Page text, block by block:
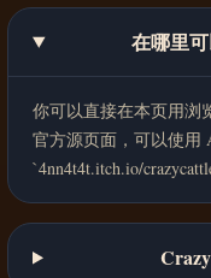
在哪里
你可以直接在本页用浏
官方源页面，可以使用
`4nn4t4t.itch.io/